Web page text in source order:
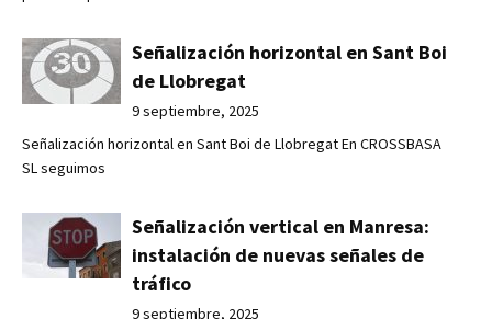
Señalización horizontal en Sant Boi
de Llobregat
9 septiembre, 2025
Señalización horizontal en Sant Boi de Llobregat En CROSSBASA
SL seguimos
Señalización vertical en Manresa:
instalación de nuevas señales de
tráfico
9 septiembre, 2025